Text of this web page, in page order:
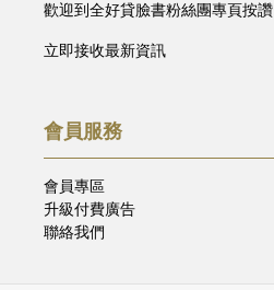
歡迎到全好貸臉書粉絲團專頁按讚
立即接收最新資訊
會員服務
會員專區
升級付費廣告
聯絡我們